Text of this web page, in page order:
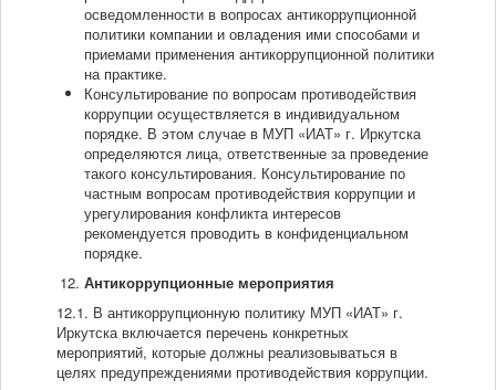
осведомленности в вопросах антикоррупционной
политики компании и овладения ими способами и
приемами применения антикоррупционной политики
на практике.
Консультирование по вопросам противодействия
коррупции осуществляется в индивидуальном
порядке. В этом случае в МУП «ИАТ» г. Иркутска
определяются лица, ответственные за проведение
такого консультирования. Консультирование по
частным вопросам противодействия коррупции и
урегулирования конфликта интересов
рекомендуется проводить в конфиденциальном
порядке.
Антикоррупционные мероприятия
12.1. В антикоррупционную политику МУП «ИАТ» г.
Иркутска включается перечень конкретных
мероприятий, которые должны реализовываться в
целях предупреждениями противодействия коррупции.